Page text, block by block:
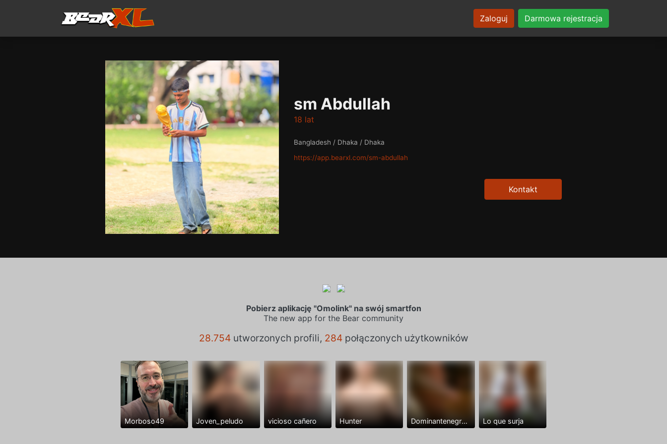
Zaloguj Darmowa rejestracja
sm Abdullah
18 lat
Bangladesh / Dhaka / Dhaka
https://app.bearxl.com/sm-abdullah
Kontakt
Pobierz aplikację "Omolink" na swój smartfon
The new app for the Bear community
28.754utworzonych profili, 284połączonych użytkowników
Morboso49 Joven_peludo vicioso cañero Hunter Dominantenegro ya Lo que surja